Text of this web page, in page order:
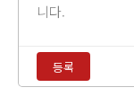
력
등록